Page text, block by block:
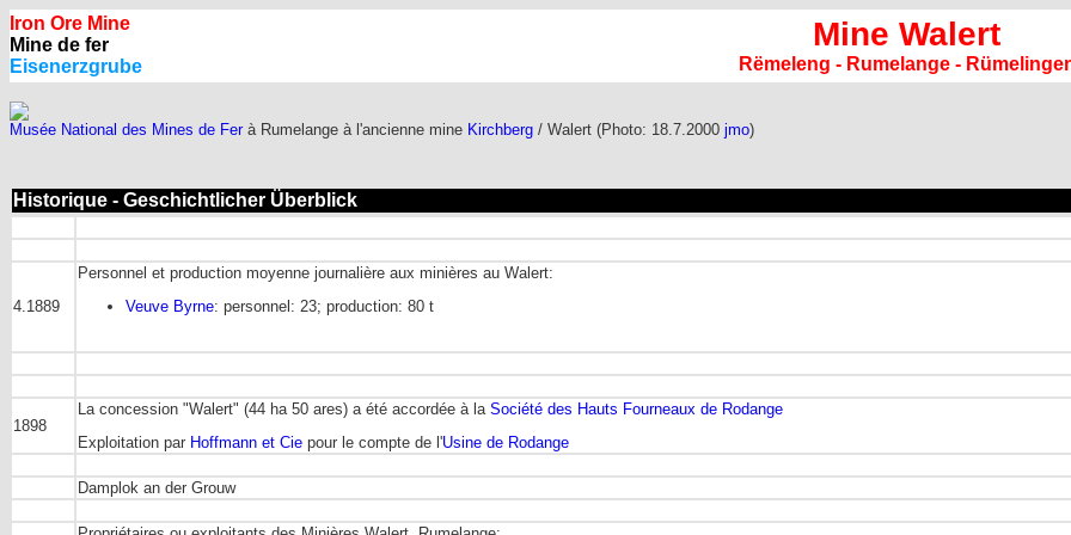
Iron Ore Mine
Mine de fer
Eisenerzgrube
Mine Walert
Rëmeleng - Rumelange -
Musée National des Mines de Ferà Rumelange à l'ancienne mine Kirchberg / Walert (Photo: 18.7.2000 jmo)
Historique - Geschichtlicher Überblick
4.1889
Personnel et production moyenne journalière aux minières au Walert:
Veuve Byrne: personnel: 23; production: 80 t
1898
La concession "Walert" (44 ha 50 ares) a été accordée à la Société des Hauts Fourneaux de Rodange
Exploitation par Hoffmann et Cie pour le compte de l'Usine de Rodange
Damplok an der Grouw